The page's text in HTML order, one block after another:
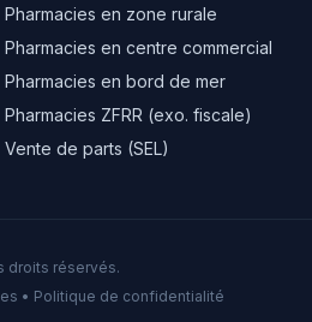
Pharmacies en zone rurale
Pharmacies en centre commercial
Pharmacies en bord de mer
Pharmacies ZFRR (exo. fiscale)
Vente de parts (SEL)
droits réservés.
• Politique de confidentialité